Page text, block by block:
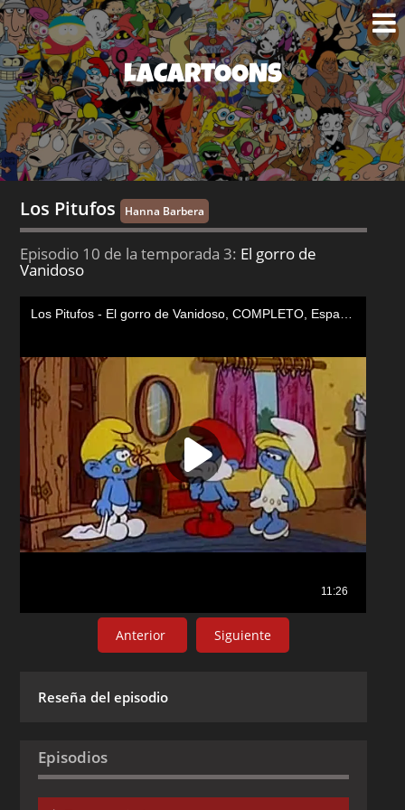
LACARTOONS
Los Pitufos Hanna Barbera
Episodio 10 de la temporada 3: El gorro de
Vanidoso
Anterior Siguiente
Reseña del episodio
Episodios